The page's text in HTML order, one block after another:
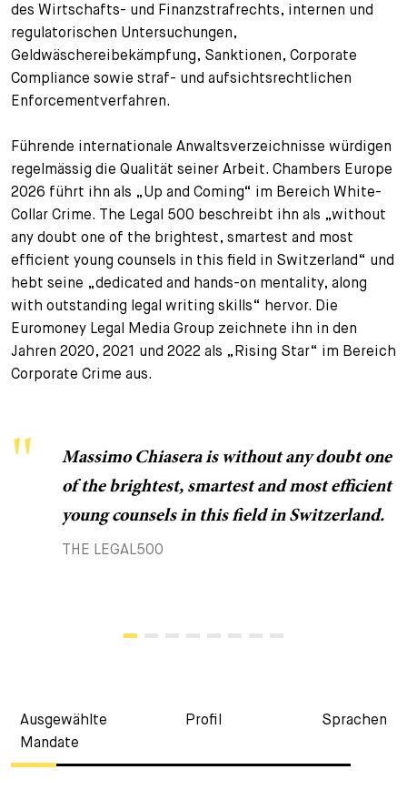
des Wirtschafts- und Finanzstrafrechts, internen und
regulatorischen Untersuchungen,
Geldwäschereibekämpfung, Sanktionen, Corporate
Compliance sowie straf- und aufsichtsrechtlichen
Enforcementverfahren.
Führende internationale Anwaltsverzeichnisse würdigen
regelmässig die Qualität seiner Arbeit. Chambers Europe
2026 führt ihn als „Up and Coming“ im Bereich White-
Collar Crime. The Legal 500 beschreibt ihn als „without
any doubt one of the brightest, smartest and most
efficient young counsels in this field in Switzerland“ und
hebt seine „dedicated and hands-on mentality, along
with outstanding legal writing skills“ hervor. Die
Euromoney Legal Media Group zeichnete ihn in den
Jahren 2020, 2021 und 2022 als „Rising Star“ im Bereich
Corporate Crime aus.
Massimo Chiasera is without any doubt one
of the brightest, smartest and most efficient
young counsels in this field in Switzerland.
THE LEGAL500
Ausgewählte
Mandate
Profil Sprachen